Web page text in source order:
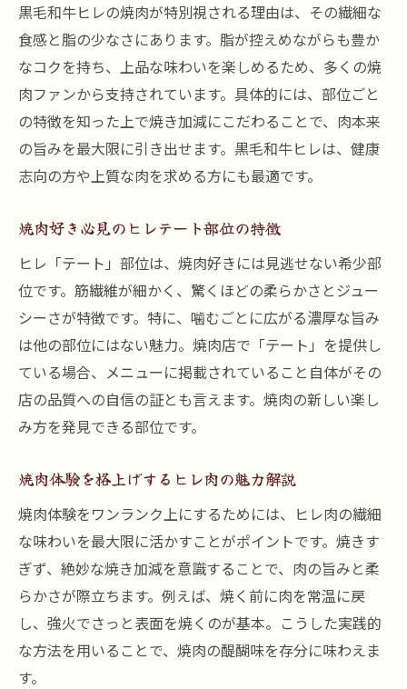
焼肉を引き立てるヒレのおすすめアレンジ
焼肉でヒレを最大限に楽しむコツを紹介
焼肉好きが注目する黒毛和牛ヒレの秘密
焼肉で人気の黒毛和牛ヒレの選び方解説
焼肉ファン注目のヒレ部位の本当の魅力
焼肉体験を深めるヒレテートの希少性とは
ス
焼肉好き必見のヒレ肉の美味しさの理由
焼肉で語られる黒毛和牛ヒレの奥深い世界
柔らかさ際立つテート部位の焼肉を味わう
焼肉で感動するテート部位の柔らかさ体験
焼肉にぴったりなヒレテートの特徴とは
焼肉でヒレ肉の繊細な食感を楽しむ方法
密
焼肉で味わうテートの上品な旨みを堪能
焼肉ファン必食のヒレテートの調理ポイン
ト
焼肉で贅沢なひとときを過ごすポイント
焼肉を贅沢に楽しむためのヒレテート選び
焼肉で味わう特別感を高めるヒレの食し方
黒毛和牛ヒレの焼肉が特別視される理由は、その繊細な
食感と脂の少なさにあります。脂が控えめながらも豊か
なコクを持ち、上品な味わいを楽しめるため、多くの焼
肉ファンから支持されています。具体的には、部位ごと
の特徴を知った上で焼き加減にこだわることで、肉本来
の旨みを最大限に引き出せます。黒毛和牛ヒレは、健康
志向の方や上質な肉を求める方にも最適です。
焼肉好き必見のヒレテート部位の特徴
ヒレ「テート」部位は、焼肉好きには見逃せない希少部
位です。筋繊維が細かく、驚くほどの柔らかさとジュー
シーさが特徴です。特に、噛むごとに広がる濃厚な旨み
は他の部位にはない魅力。焼肉店で「テート」を提供し
ている場合、メニューに掲載されていること自体がその
店の品質への自信の証とも言えます。焼肉の新しい楽し
み方を発見できる部位です。
焼肉体験を格上げするヒレ肉の魅力解説
焼肉体験をワンランク上にするためには、ヒレ肉の繊細
な味わいを最大限に活かすことがポイントです。焼きす
ぎず、絶妙な焼き加減を意識することで、肉の旨みと柔
らかさが際立ちます。例えば、焼く前に肉を常温に戻
し、強火でさっと表面を焼くのが基本。こうした実践的
な方法を用いることで、焼肉の醍醐味を存分に味わえま
す。